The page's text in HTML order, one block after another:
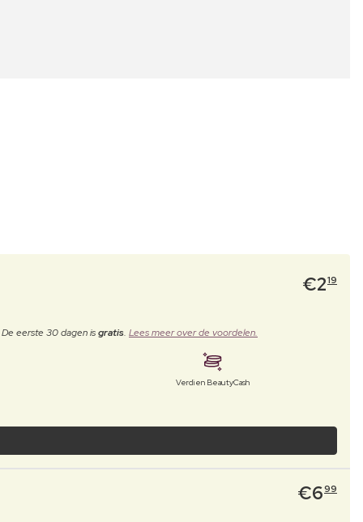
€219
De eerste 30 dagen isgratis. Lees meer over de voordelen.
Verdien BeautyCash
€699